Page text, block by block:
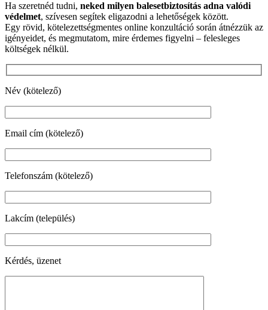
Ha szeretnéd tudni, neked milyen balesetbiztosítás adna valódi
védelmet, szívesen segítek eligazodni a lehetőségek között.
Egy rövid, kötelezettségmentes online konzultáció során átnézzük az
igényeidet, és megmutatom, mire érdemes figyelni – felesleges
költségek nélkül.
Név (kötelező)
Email cím (kötelező)
Telefonszám (kötelező)
Lakcím (település)
Kérdés, üzenet